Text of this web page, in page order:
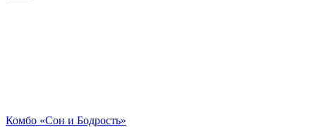
Комбо «Сон и Бодрость»